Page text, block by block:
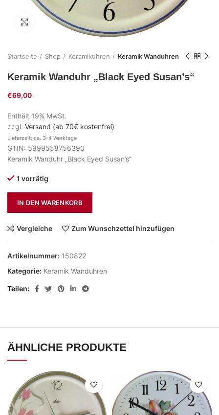
Zum Vergrößern klicken
Startseite Shop Keramikuhren Keramik Wanduhren
Keramik Wanduhr „Black Eyed Susan’s“
€69,00
Enthält 19% MwSt.
zzgl. Versand (ab 70€ kostenfrei)
Lieferzeit: ca. 3-4 Werktage
GTIN: 5999558756390
Keramik Wanduhr „Black Eyed Susan’s“
1 vorrätig
IN DEN WARENKORB
Vergleiche Zum Wunschzettel hinzufügen
Artikelnummer: 150822
Kategorie: Keramik Wanduhren
Teilen
ÄHNLICHE PRODUKTE